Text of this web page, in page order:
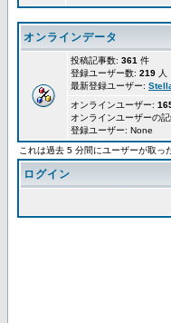
オンラインデータ
投稿記事数: 361 件
登録ユーザー数: 219 人
最新登録ユーザー:
オンラインユーザー:
オンラインユーザーの記
登録ユーザー: None
これは過去 5 分間にユーザーが取っ
ログイン